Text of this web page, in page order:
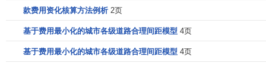
法，都是在会计的配比原则和稳健原则之间的权衡。但无论
是一次计入损益还是分期计入损益，实质都是将
款费用资化核算方法例析 2页
基于费用最小化的城市各级道路合理间距模型 4页
基于费用最小化的城市各级道路合理间距模型 4页